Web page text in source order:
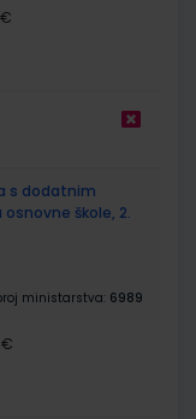
s dodatnim
škole, 2.
ministarstva: 6989
€